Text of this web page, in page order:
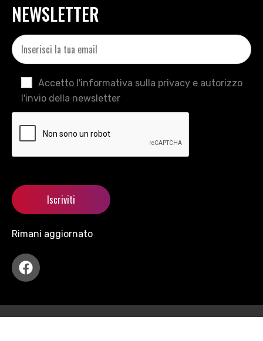
NEWSLETTER
Accetto l'informativa sulla privacy e autorizzo
l'invio della newsletter
Rimani aggiornato